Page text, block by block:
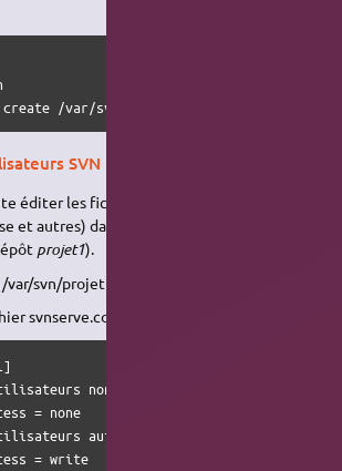
create /var/svn/projet1
SVN
éditer les fichiers de configuration (pour
et autres) dans le répertoire créé (nous
projet1).
svn/projet1/conf/
svnserve.conf avec au minimum :
non auth : none/read/write
= none
auth : none/read/write
= write